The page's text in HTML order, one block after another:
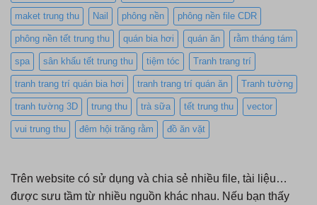
maket trung thu Nail phông nền phông nền file CDR
phông nền tết trung thu quán bia hơi quán ăn rằm tháng tám
spa sân khấu tết trung thu tiệm tóc Tranh trang trí
tranh trang trí quán bia hơi tranh trang trí quán ăn Tranh tường
tranh tường 3D trung thu trà sữa tết trung thu vector
vui trung thu đêm hội trăng rằm đồ ăn vặt
Trên website có sử dụng và chia sẻ nhiều file, tài liệu…
được sưu tầm từ nhiều nguồn khác nhau. Nếu bạn thấy